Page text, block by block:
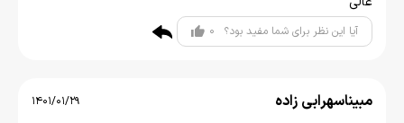
آیا این نظر برای شما مفید بود؟ 0
مبیناسهرابی زاده 1401/01/29